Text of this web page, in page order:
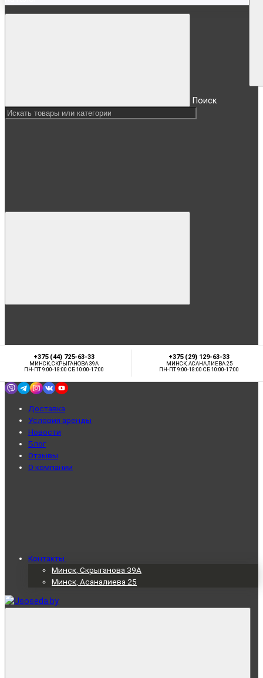
Поиск
+375 (44) 725-63-33
МИНСК, СКРЫГАНОВА 39А
ПН-ПТ 9:00-18:00 СБ 10:00-17:00
+375 (29) 129-63-33
МИНСК, АСАНАЛИЕВА 25
ПН-ПТ 9:00-18:00 СБ 10:00-17:00
Доставка
Условия аренды
Новости
Блог
Отзывы
О компании
Контакты
Минск, Скрыганова 39А
Минск, Асаналиева 25